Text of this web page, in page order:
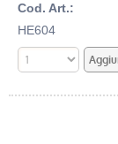
Cod. Art.:
HE604